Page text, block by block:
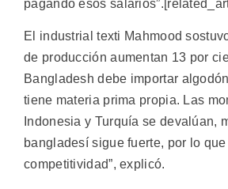
pagando esos
El industrial texti Mahmood
de producción aumentan 13 por
Bangladesh debe importar
tiene materia prima propia. Las
Indonesia y Turquía se devalúan,
bangladesí sigue fuerte, por lo
competitividad”, explicó.